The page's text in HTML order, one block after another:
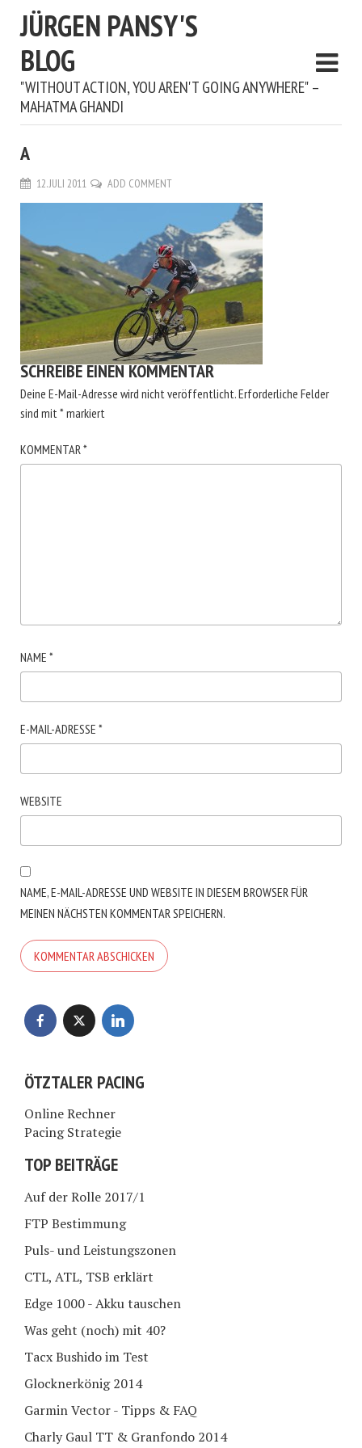
JÜRGEN PANSY'S
BLOG
"WITHOUT ACTION, YOU AREN'T GOING ANYWHERE" –
MAHATMA GHANDI
A
12. JULI 2011 ADD COMMENT
SCHREIBE EINEN KOMMENTAR
Deine E-Mail-Adresse wird nicht veröffentlicht.Erforderliche Felder
sind mit*markiert
KOMMENTAR*
NAME *
E-MAIL-ADRESSE *
WEBSITE
NAME, E-MAIL-ADRESSE UND WEBSITE IN DIESEM BROWSER FÜR
MEINEN NÄCHSTEN KOMMENTAR SPEICHERN.
ÖTZTALER PACING
Online Rechner
Pacing Strategie
TOP BEITRÄGE
Auf der Rolle 2017/1
FTP Bestimmung
Puls- und Leistungszonen
CTL, ATL, TSB erklärt
Edge 1000 - Akku tauschen
Was geht (noch) mit 40?
Tacx Bushido im Test
Glocknerkönig 2014
Garmin Vector - Tipps & FAQ
Charly Gaul TT & Granfondo 2014